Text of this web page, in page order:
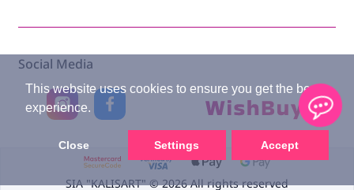
This website uses cookies to ensure you get the best
experience.
Close Settings Accept
Social Media
SIA "KALISART" © 2026 All rights reserved